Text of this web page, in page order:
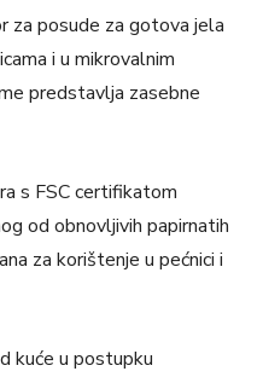
za posude za gotova jela
i u mikrovalnim
predstavlja zasebne
s FSC certifikatom
od obnovljivih papirnatih
za korištenje u pećnici i
kuće u postupku